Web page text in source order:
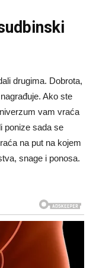
drugima. Dobrota,
Ako ste
vam vraća
ponize sada se
na put na kojem
snage i ponosa.